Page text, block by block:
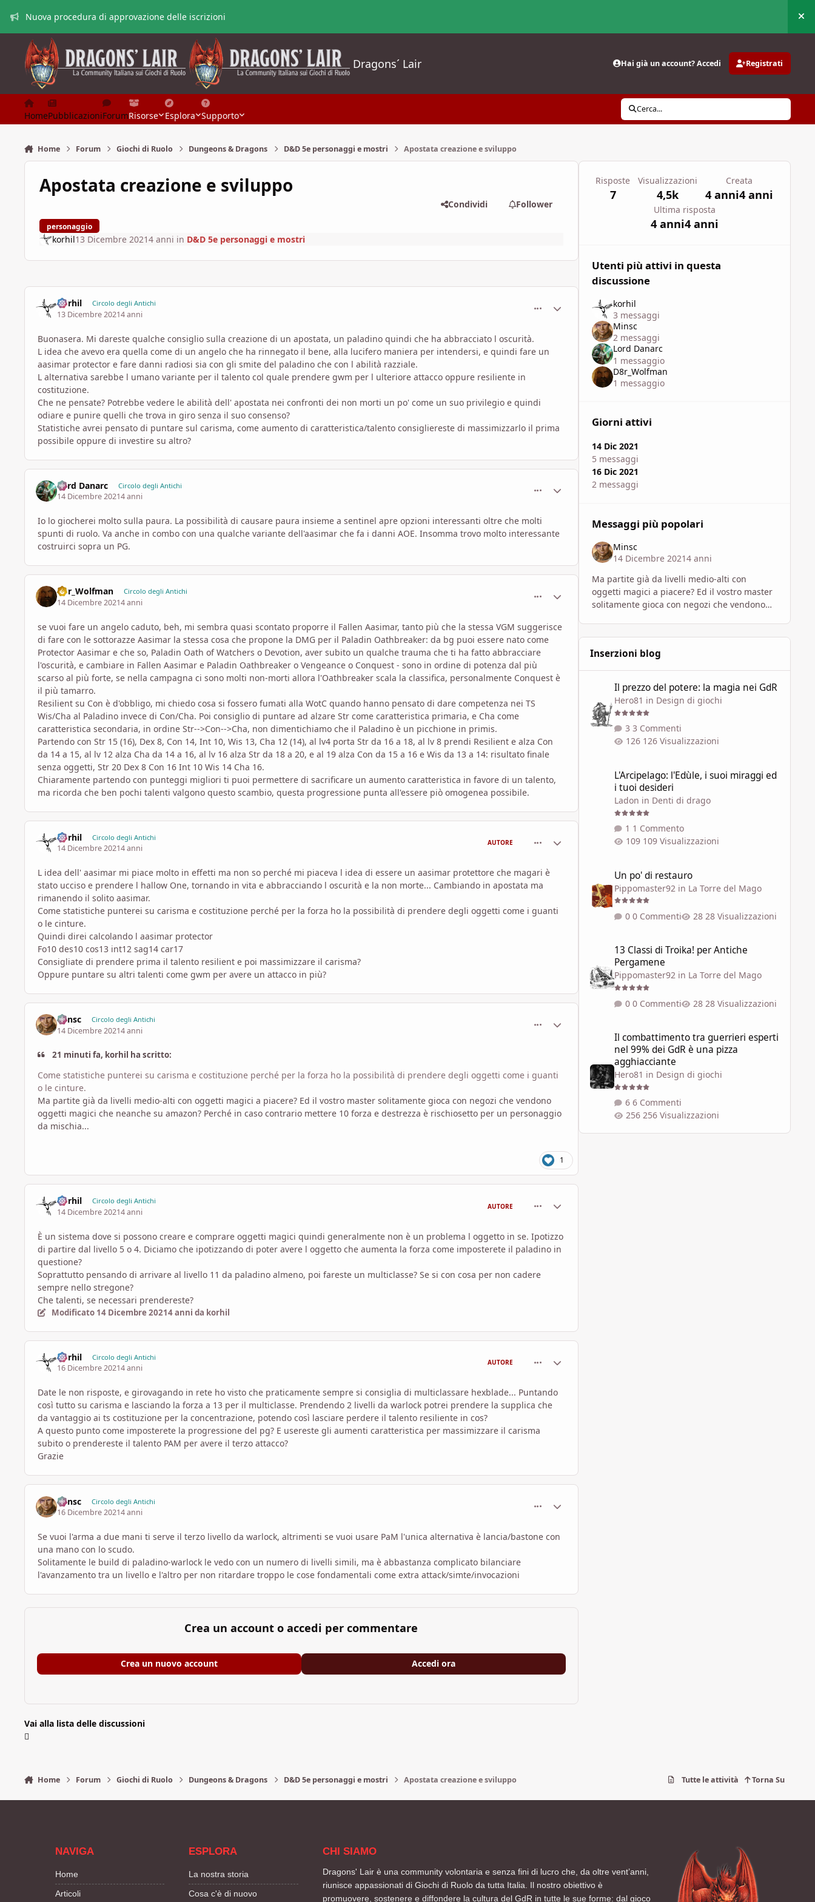
Nuova procedura di approvazione delle iscrizioni
Dragons´ Lair Hai già un account? Accedi Registrati
HomePubblicazioniForumRisorse Esplora Supporto
Cerca...
Home Forum Giochi di Ruolo Dungeons & Dragons D&D 5e personaggi e mostri Apostata creazione e sviluppo
Apostata creazione e sviluppo
personaggio
Condividi Follower
korhil13 Dicembre 20214 anni in D&D 5e personaggi e mostri
korhil Circolo degli Antichi
13 Dicembre 20214 anni
comment_1784145
Statistiche Autore
Buonasera. Mi dareste qualche consiglio sulla creazione di un apostata, un paladino quindi che ha abbracciato l oscurità.
L idea che avevo era quella come di un angelo che ha rinnegato il bene, alla lucifero maniera per intendersi, e quindi fare un
aasimar protector e fare danni radiosi sia con gli smite del paladino che con l abilità razziale.
L alternativa sarebbe l umano variante per il talento col quale prendere gwm per l ulteriore attacco oppure resiliente in
costituzione.
Che ne pensate? Potrebbe vedere le abilità dell' apostata nei confronti dei non morti un po' come un suo privilegio e quindi
odiare e punire quelli che trova in giro senza il suo consenso?
Statistiche avrei pensato di puntare sul carisma, come aumento di caratteristica/talento consigliereste di massimizzarlo il prima
possibile oppure di investire su altro?
Lord Danarc Circolo degli Antichi
14 Dicembre 20214 anni
comment_1784180
Statistiche Autore
Io lo giocherei molto sulla paura. La possibilità di causare paura insieme a sentinel apre opzioni interessanti oltre che molti
spunti di ruolo. Va anche in combo con una qualche variante dell'aasimar che fa i danni AOE. Insomma trovo molto interessante
costruirci sopra un PG.
D8r_Wolfman Circolo degli Antichi
14 Dicembre 20214 anni
comment_1784181
Statistiche Autore
se vuoi fare un angelo caduto, beh, mi sembra quasi scontato proporre il Fallen Aasimar, tanto più che la stessa VGM suggerisce
di fare con le sottorazze Aasimar la stessa cosa che propone la DMG per il Paladin Oathbreaker: da bg puoi essere nato come
Protector Aasimar e che so, Paladin Oath of Watchers o Devotion, aver subito un qualche trauma che ti ha fatto abbracciare
l'oscurità, e cambiare in Fallen Aasimar e Paladin Oathbreaker o Vengeance o Conquest - sono in ordine di potenza dal più
scarso al più forte, se nella campagna ci sono molti non-morti allora l'Oathbreaker scala la classifica, personalmente Conquest è
il più tamarro.
Resilient su Con è d'obbligo, mi chiedo cosa si fossero fumati alla WotC quando hanno pensato di dare competenza nei TS
Wis/Cha al Paladino invece di Con/Cha. Poi consiglio di puntare ad alzare Str come caratteristica primaria, e Cha come
caratteristica secondaria, in ordine Str-->Con-->Cha, non dimentichiamo che il Paladino è un picchione in primis.
Partendo con Str 15 (16), Dex 8, Con 14, Int 10, Wis 13, Cha 12 (14), al lv4 porta Str da 16 a 18, al lv 8 prendi Resilient e alza Con
da 14 a 15, al lv 12 alza Cha da 14 a 16, al lv 16 alza Str da 18 a 20, e al 19 alza Con da 15 a 16 e Wis da 13 a 14: risultato finale
senza oggetti, Str 20 Dex 8 Con 16 Int 10 Wis 14 Cha 16.
Chiaramente partendo con punteggi migliori ti puoi permettere di sacrificare un aumento caratteristica in favore di un talento,
ma ricorda che ben pochi talenti valgono questo scambio, questa progressione punta all'essere piò omogenea possibile.
korhil Circolo degli Antichi
14 Dicembre 20214 anni
AUTORE Statistiche Autore
L idea dell' aasimar mi piace molto in effetti ma non so perché mi piaceva l idea di essere un aasimar protettore che magari è
stato ucciso e prendere l hallow One, tornando in vita e abbracciando l oscurità e la non morte... Cambiando in apostata ma
rimanendo il solito aasimar.
Come statistiche punterei su carisma e costituzione perché per la forza ho la possibilità di prendere degli oggetti come i guanti
o le cinture.
Quindi direi calcolando l aasimar protector
Fo10 des10 cos13 int12 sag14 car17
Consigliate di prendere prima il talento resilient e poi massimizzare il carisma?
Oppure puntare su altri talenti come gwm per avere un attacco in più?
Minsc Circolo degli Antichi
14 Dicembre 20214 anni
21 minuti fa, korhil ha scritto:
Come statistiche punterei su carisma e costituzione perché per la forza ho la possibilità di prendere degli oggetti come i guanti
o le cinture.
Ma partite già da livelli medio-alti con oggetti magici a piacere? Ed il vostro master solitamente gioca con negozi che vendono
oggetti magici che neanche su amazon? Perché in caso contrario mettere 10 forza e destrezza è rischiosetto per un personaggio
da mischia...
1
korhil Circolo degli Antichi
14 Dicembre 20214 anni
AUTORE
È un sistema dove si possono creare e comprare oggetti magici quindi generalmente non è un problema l oggetto in se. Ipotizzo
di partire dal livello 5 o 4. Diciamo che ipotizzando di poter avere l oggetto che aumenta la forza come imposterete il paladino in
questione?
Soprattutto pensando di arrivare al livello 11 da paladino almeno, poi fareste un multiclasse? Se si con cosa per non cadere
sempre nello stregone?
Che talenti, se necessari prendereste?
Modificato 14 Dicembre 20214 anni da korhil
korhil Circolo degli Antichi
16 Dicembre 20214 anni
AUTORE
Date le non risposte, e girovagando in rete ho visto che praticamente sempre si consiglia di multiclassare hexblade... Puntando
così tutto su carisma e lasciando la forza a 13 per il multiclasse. Prendendo 2 livelli da warlock potrei prendere la supplica che
da vantaggio ai ts costituzione per la concentrazione, potendo così lasciare perdere il talento resiliente in cos?
A questo punto come imposterete la progressione del pg? E usereste gli aumenti caratteristica per massimizzare il carisma
subito o prendereste il talento PAM per avere il terzo attacco?
Grazie
Minsc Circolo degli Antichi
16 Dicembre 20214 anni
Se vuoi l'arma a due mani ti serve il terzo livello da warlock, altrimenti se vuoi usare PaM l'unica alternativa è lancia/bastone con
una mano con lo scudo.
Solitamente le build di paladino-warlock le vedo con un numero di livelli simili, ma è abbastanza complicato bilanciare
l'avanzamento tra un livello e l'altro per non ritardare troppo le cose fondamentali come extra attack/simte/invocazioni
Crea un account o accedi per commentare
Crea un nuovo account Accedi ora
Vai alla lista delle discussioni
Risposte
7
Visualizzazioni
4,5k
Creata
4 anni4 anni
Ultima risposta
4 anni4 anni
Utenti più attivi in questa
discussione
korhil
3 messaggi
Minsc
2 messaggi
Lord Danarc
1 messaggio
D8r_Wolfman
1 messaggio
Giorni attivi
14 Dic 2021
5 messaggi
16 Dic 2021
2 messaggi
Messaggi più popolari
Minsc
14 Dicembre 20214 anni
Ma partite già da livelli medio-alti con
oggetti magici a piacere? Ed il vostro master
solitamente gioca con negozi che vendono
Inserzioni blog
Il prezzo del potere: la magia nei GdR
Hero81 in Design di giochi
3 Commenti
126 Visualizzazioni
L'Arcipelago: l'Edùle, i suoi miraggi ed
i tuoi desideri
Ladon in Denti di drago
1 Commento
109 Visualizzazioni
Un po' di restauro
Pippomaster92 in La Torre del Mago
0 Commenti 28 Visualizzazioni
13 Classi di Troika! per Antiche
Pergamene
Pippomaster92in La Torre del Mago
0 Commenti 28 Visualizzazioni
Il combattimento tra guerrieri esperti
nel 99% dei GdR è una pizza
agghiacciante
Hero81 in Design di giochi
6 Commenti
256 Visualizzazioni
Home Forum Giochi di Ruolo Dungeons & Dragons D&D 5e personaggi e mostri Apostata creazione e sviluppo Tutte le attività Torna Su
NAVIGA
Home
Articoli
ESPLORA
La nostra storia
Cosa c'è di nuovo
CHI SIAMO
Dragons' Lair è una community volontaria e senza fini di lucro che, da oltre vent’anni,
riunisce appassionati di Giochi di Ruolo da tutta Italia. Il nostro obiettivo è
promuovere, sostenere e diffondere la cultura del GdR in tutte le sue forme: dal gioco